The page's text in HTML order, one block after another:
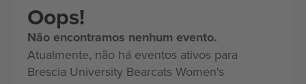
Oops!
Não encontramos nenhum evento.
Atualmente, não há eventos ativos para
Brescia University Bearcats Women's